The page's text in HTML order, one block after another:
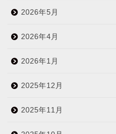
2026年5月
2026年4月
2026年1月
2025年12月
2025年11月